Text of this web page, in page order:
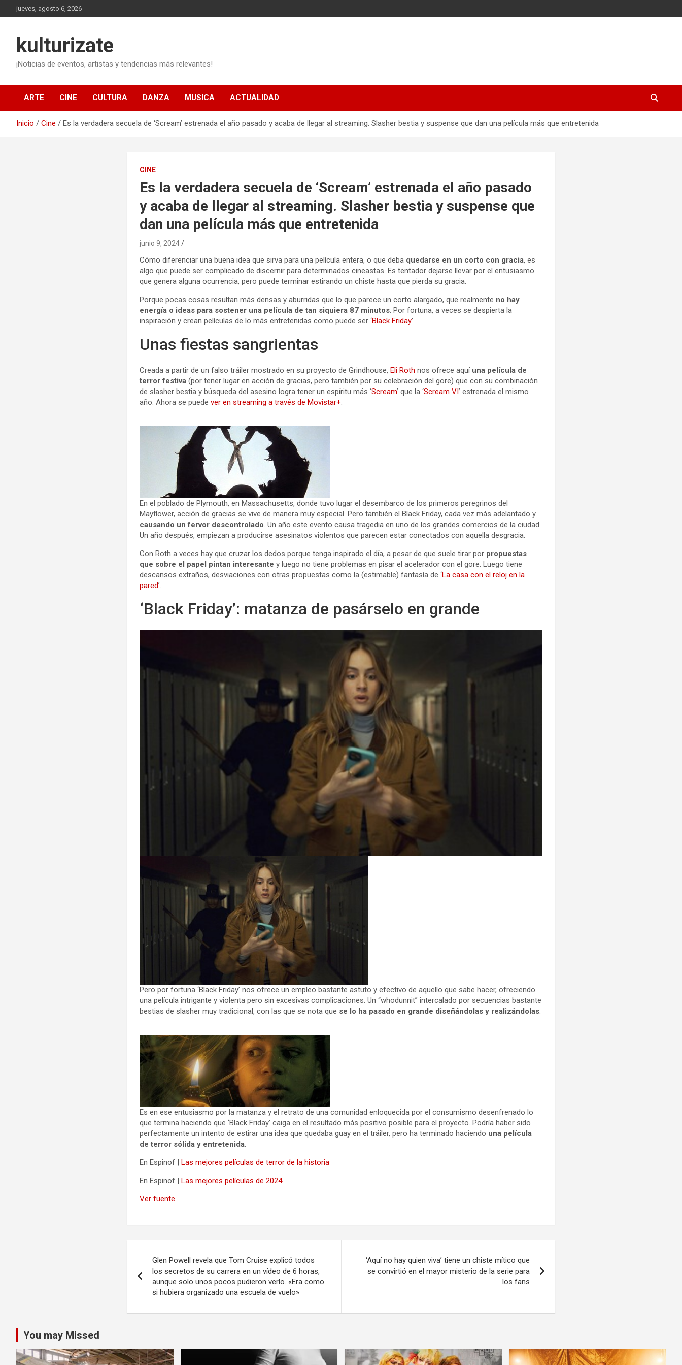
Saltar
al
jueves, agosto 6, 2026
kulturizate
¡Noticias de eventos, artistas y tendencias más relevantes!
ARTE CINE CULTURA DANZA MUSICA ACTUALIDAD
Inicio Cine Es la verdadera secuela de ‘Scream’ estrenada el año pasado y acaba de llegar al streaming. Slasher bestia y suspense que dan una película más que entretenida
CINE
Es la verdadera secuela de ‘Scream’ estrenada el año pasado
y acaba de llegar al streaming. Slasher bestia y suspense que
dan una película más que entretenida
junio 9, 2024
Cómo diferenciar una buena idea que sirva para una película entera, o que deba quedarse en un corto con gracia, es
algo que puede ser complicado de discernir para determinados cineastas. Es tentador dejarse llevar por el entusiasmo
que genera alguna ocurrencia, pero puede terminar estirando un chiste hasta que pierda su gracia.
Porque pocas cosas resultan más densas y aburridas que lo que parece un corto alargado, que realmente no hay
energía o ideas para sostener una película de tan siquiera 87 minutos. Por fortuna, a veces se despierta la
inspiración y crean películas de lo más entretenidas como puede ser ‘Black Friday’.
Unas fiestas sangrientas
Creada a partir de un falso tráiler mostrado en su proyecto de Grindhouse,Eli Roth nos ofrece aquí una película de
terror festiva (por tener lugar en acción de gracias, pero también por su celebración del gore) que con su combinación
de slasher bestia y búsqueda del asesino logra tener un espíritu más ‘Scream’ que la ‘Scream VI’ estrenada el mismo
año. Ahora se puedever en streaming a través de Movistar+.
En el poblado de Plymouth, en Massachusetts, donde tuvo lugar el desembarco de los primeros peregrinos del
Mayflower, acción de gracias se vive de manera muy especial. Pero también el Black Friday, cada vez más adelantado y
causando un fervor descontrolado. Un año este evento causa tragedia en uno de los grandes comercios de la ciudad.
Un año después, empiezan a producirse asesinatos violentos que parecen estar conectados con aquella desgracia.
Con Roth a veces hay que cruzar los dedos porque tenga inspirado el día, a pesar de que suele tirar por propuestas
que sobre el papel pintan interesante y luego no tiene problemas en pisar el acelerador con el gore. Luego tiene
descansos extraños, desviaciones con otras propuestas como la (estimable) fantasía de ‘La casa con el reloj en la
pared’.
‘Black Friday’: matanza de pasárselo en grande
Pero por fortuna ‘Black Friday’ nos ofrece un empleo bastante astuto y efectivo de aquello que sabe hacer, ofreciendo
una película intrigante y violenta pero sin excesivas complicaciones. Un “whodunnit” intercalado por secuencias bastante
bestias de slasher muy tradicional, con las que se nota que se lo ha pasado en grande diseñándolas y realizándolas.
Es en ese entusiasmo por la matanza y el retrato de una comunidad enloquecida por el consumismo desenfrenado lo
que termina haciendo que ‘Black Friday’ caiga en el resultado más positivo posible para el proyecto. Podría haber sido
perfectamente un intento de estirar una idea que quedaba guay en el tráiler, pero ha terminado haciendo una película
de terror sólida y entretenida.
En Espinof |Las mejores películas de terror de la historia
En Espinof |Las mejores películas de 2024
Ver fuente
de
entradas
Glen Powell revela que Tom Cruise explicó todos
los secretos de su carrera en un vídeo de 6 horas,
aunque solo unos pocos pudieron verlo. «Era como
si hubiera organizado una escuela de vuelo»
‘Aquí no hay quien viva’ tiene un chiste mítico que
se convirtió en el mayor misterio de la serie para
los fans
You may Missed